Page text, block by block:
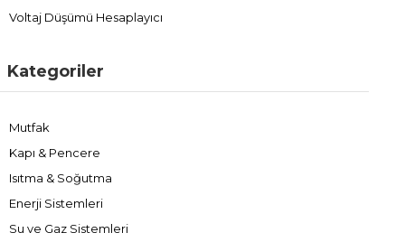
Voltaj Düşümü Hesaplayıcı
Kategoriler
Mutfak
Kapı & Pencere
Isıtma & Soğutma
Enerji Sistemleri
Su ve Gaz Sistemleri